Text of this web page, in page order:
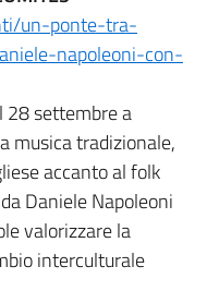
un-ponte-tra-
napoleoni-con-
28 settembre a
musica tradizionale,
accanto al folk
Daniele Napoleoni
valorizzare la
interculturale